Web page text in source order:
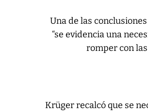
Una de las
“se evidencia una
romper con
Krüger recalcó que se